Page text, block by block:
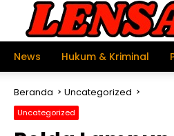
News
Hukum & Kriminal
Beranda Uncategorized
Uncategorized